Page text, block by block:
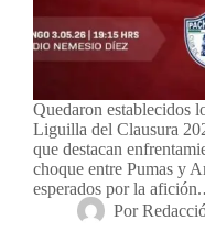
Quedaron establecidos
Liguilla del Clausura
que destacan
choque entre Pumas y
esperados por la
Por